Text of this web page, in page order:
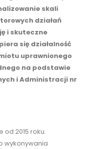
skali
działań
i skuteczne
się działalność
uprawnionego
na podstawie
i Administracji nr
od 2015 roku.
wykonywania